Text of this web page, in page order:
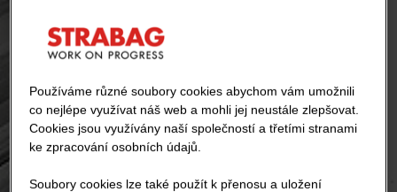
Používáme různé soubory cookies abychom vám umožnili
co nejlépe využívat náš web a mohli jej neustále zlepšovat.
Cookies jsou využívány naší společností a třetími stranami
ke zpracování osobních údajů.
Soubory cookies lze také použít k přenosu a uložení